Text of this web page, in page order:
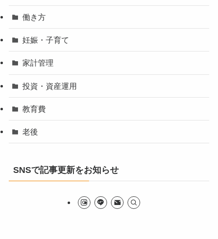
働き方
妊娠・子育て
家計管理
投資・資産運用
教育費
老後
SNSで記事更新をお知らせ